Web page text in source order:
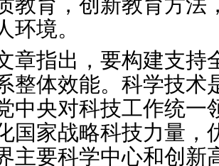
教育，创新教育方法
环境。
章指出，要构建支持
整体效能。科学技术
中央对科技工作统一
国家战略科技力量，
主要科学中心和创新